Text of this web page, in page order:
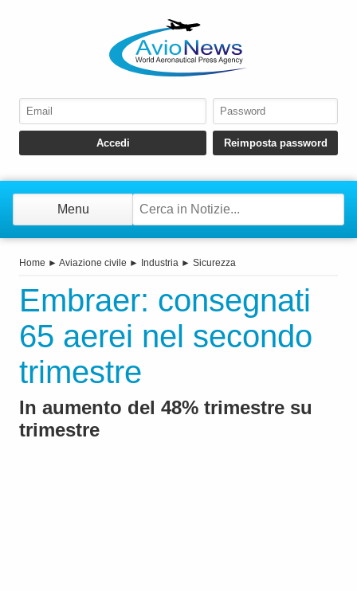
Menu
Home ► Aviazione civile ► Industria ► Sicurezza
Embraer: consegnati
65 aerei nel secondo
trimestre
In aumento del 48% trimestre su
trimestre